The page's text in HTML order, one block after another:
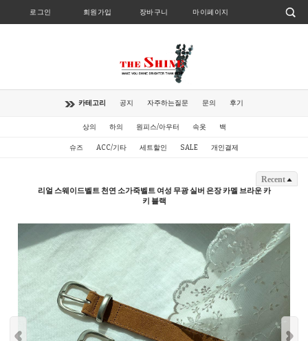
로그인 회원가입 장바구니 마이페이지
카테고리 공지 자주하는질문 문의 후기
상의 하의 원피스/아우터 속옷 백
슈즈 ACC/기타 세트할인 SALE 개인결제
Recent
리얼 스웨이드벨트 천연 소가죽벨트 여성 무광 실버 은장 카멜 브라운 카
키 블랙